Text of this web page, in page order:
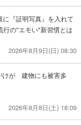
に『証明写真』を入れて
の"エモい"新習慣とは
2026年8月9日(日) 08:30
が 建物にも被害多
2026年8月8日(土) 18:09